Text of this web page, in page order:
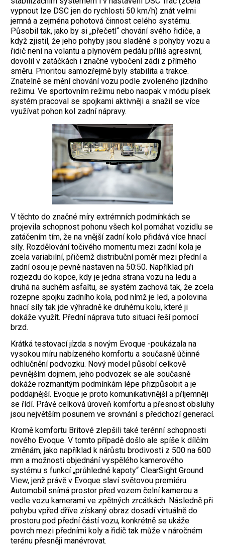
vypnout lze DSC jen do rychlosti 50 km/h) znát velmi
jemná a zejména pohotová činnost celého systému.
Působil tak, jako by si „přečetl“ chování svého řidiče, a
když zjistil, že jeho pohyby jsou sladěné s pohyby vozu a
řidič není na volantu a plynovém pedálu příliš agresivní,
dovolil v zatáčkách i značné vybočení zádi z přímého
směru. Prioritou samozřejmě byly stabilita a trakce.
Znatelně se mění chování vozu podle zvoleného jízdního
režimu. Ve sportovním režimu nebo naopak v módu písek
systém pracoval se spojkami aktivněji a snažil se více
využívat pohon kol zadní nápravy.
V těchto do značné míry extrémních podmínkách se
projevila schopnost pohonu všech kol pomáhat vozidlu se
zatáčením tím, že na vnější zadní kolo přidává více hnací
síly. Rozdělování točivého momentu mezi zadní kola je
zcela variabilní, přičemž distribuční poměr mezi přední a
zadní osou je pevně nastaven na 50:50. Například při
rozjezdu do kopce, kdy je jedna strana vozu na ledu a
druhá na suchém asfaltu, se systém zachová tak, že zcela
rozepne spojku zadního kola, pod nímž je led, a polovina
hnací síly tak jde výhradně ke druhému kolu, které ji
dokáže využít. Přední náprava tuto situaci řeší pomocí
brzd.
Krátká testovací jízda s novým Evoque -poukázala na
vysokou míru nabízeného komfortu a současně účinné
odhlučnění podvozku. Nový model působí celkově
pevnějším dojmem, jeho podvozek se ale současně
dokáže rozmanitým podmínkám lépe přizpůsobit a je
poddajnější. Evoque je proto komunikativnější a příjemněji
se řídí. Právě celková úroveň komfortu a přesnost obsluhy
jsou největším posunem ve srovnání s předchozí generací.
Kromě komfortu Britové zlepšili také terénní schopnosti
nového Evoque. V tomto případě došlo ale spíše k dílčím
změnám, jako například k nárůstu brodivosti z 500 na 600
mm a možnosti objednání vyspělého kamerového
systému s funkcí „průhledné kapoty“ ClearSight Ground
View, jenž právě v Evoque slaví světovou premiéru.
Automobil snímá prostor před vozem čelní kamerou a
vedle vozu kamerami ve zpětných zrcátkách. Následně při
pohybu vpřed dříve získaný obraz dosadí virtuálně do
prostoru pod přední částí vozu, konkrétně se ukáže
povrch mezi předními koly a řidič tak může v náročném
terénu přesněji manévrovat.